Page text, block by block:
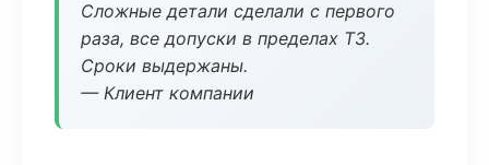
Сложные детали сделали с первого
раза, все допуски в пределах ТЗ.
Сроки выдержаны.
— Клиент компании